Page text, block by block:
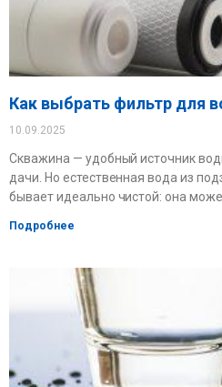
Как выбрать фильтр для
10.09.2025
Скважина — удобный источник
дачи. Но естественная вода из
бывает идеально чистой: она
Подробнее